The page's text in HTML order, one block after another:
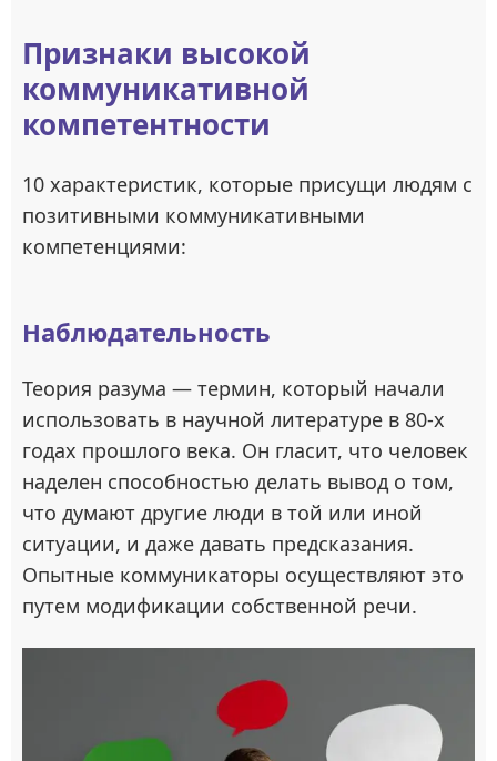
Признаки высокой
коммуникативной
компетентности
10 характеристик, которые присущи людям с
позитивными коммуникативными
компетенциями:
Наблюдательность
Теория разума — термин, который начали
использовать в научной литературе в 80-х
годах прошлого века. Он гласит, что человек
наделен способностью делать вывод о том,
что думают другие люди в той или иной
ситуации, и даже давать предсказания.
Опытные коммуникаторы осуществляют это
путем модификации собственной речи.